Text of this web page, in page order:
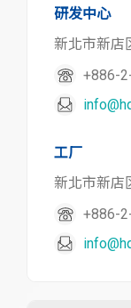
研发中心
新北市新店
+886-
工厂
新北市新店
+886-